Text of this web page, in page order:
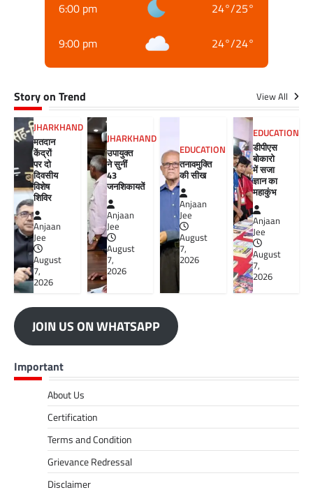
6:00 pm 24°/25°
9:00 pm 24°/24°
Story on Trend View All
JHARKHAND
मतदान
केंद्रों
पर दो
दिवसीय
विशेष
शिविर
Anjaan
Jee
August
7,
2026
JHARKHAND
उपायुक्त
ने सुनीं
43
जनशिकायतें
Anjaan
Jee
August
7,
2026
EDUCATION
तनावमुक्ति
की सीख
Anjaan
Jee
August
7,
2026
EDUCATION
डीपीएस
बोकारो
में सजा
ज्ञान का
महाकुंभ
Anjaan
Jee
August
7,
2026
JOIN US ON WHATSAPP
Important
About Us
Certification
Terms and Condition
Grievance Redressal
Disclaimer